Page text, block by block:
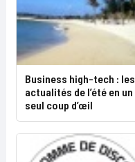
Business high-tech : les
actualités de l’été en un
seul coup d’œil